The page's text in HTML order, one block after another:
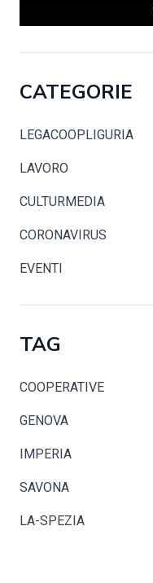
CATEGORIE
LEGACOOPLIGURIA
LAVORO
CULTURMEDIA
CORONAVIRUS
EVENTI
TAG
COOPERATIVE
GENOVA
IMPERIA
SAVONA
LA-SPEZIA